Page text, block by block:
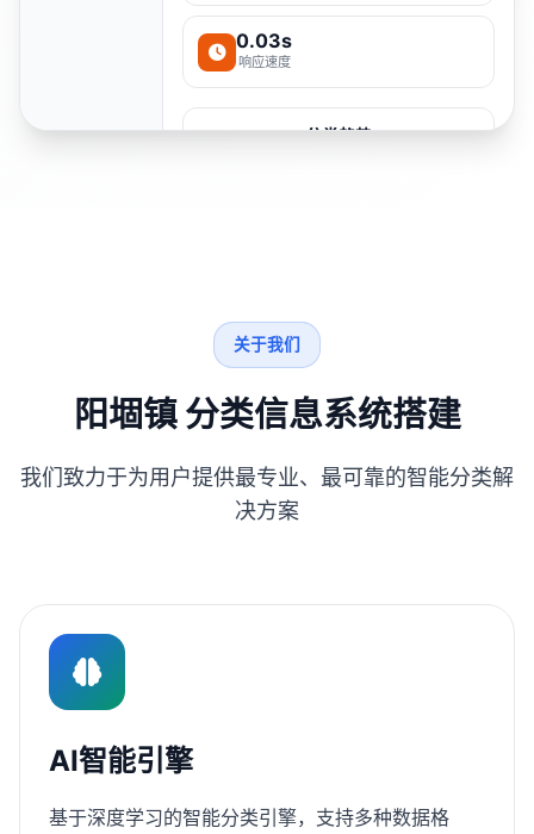
0.03s
响应速度
分类趋势
关于我们
阳堌镇 分类信息系统搭建
我们致力于为用户提供最专业、最可靠的智能分类解
决方案
AI智能引擎
基于深度学习的智能分类引擎，支持多种数据格